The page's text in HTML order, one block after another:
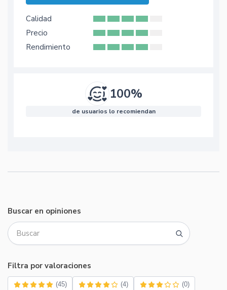
Calidad
Precio
Rendimiento
100%
de usuarios lo recomiendan
Buscar en opiniones
Filtra por valoraciones
(45) (4) (0)